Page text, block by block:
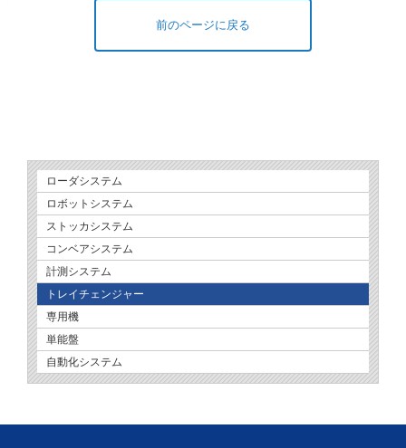
前のページに戻る
ローダシステム
ロボットシステム
ストッカシステム
コンベアシステム
計測システム
トレイチェンジャー
専用機
単能盤
自動化システム